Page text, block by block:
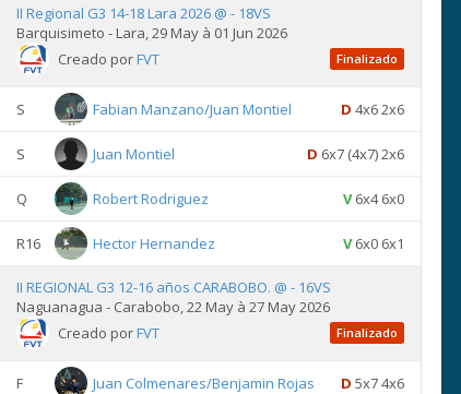
II Regional G3 14-18 Lara 2026 @ - 18VS
Barquisimeto - Lara, 29 May à 01 Jun 2026
Creado porFVT Finalizado
S Fabian Manzano/Juan Montiel D 4x6 2x6
S Juan Montiel D 6x7 (4x7) 2x6
Q Robert Rodriguez V6x4 6x0
R16 Hector Hernandez V6x0 6x1
II REGIONAL G3 12-16 años CARABOBO. @ - 16VS
Naguanagua - Carabobo, 22 May à 27 May 2026
Creado porFVT Finalizado
F Juan Colmenares/Benjamin Rojas D 5x7 4x6